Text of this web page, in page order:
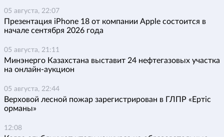
05 августа, 22:07
Презентация iPhone 18 от компании Apple состоится в
начале сентября 2026 года
05 августа, 21:11
Минэнерго Казахстана выставит 24 нефтегазовых участка
на онлайн-аукцион
05 августа, 22:44
Верховой лесной пожар зарегистрирован в ГЛПР «Ертіс
орманы»
12:08